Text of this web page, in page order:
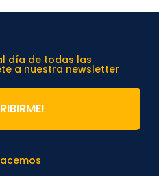
día de todas las
a nuestra newsletter